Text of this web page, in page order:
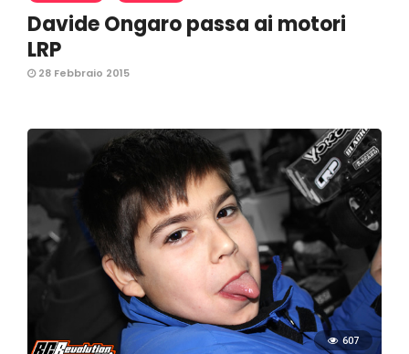
Davide Ongaro passa ai motori
LRP
28 Febbraio 2015
607